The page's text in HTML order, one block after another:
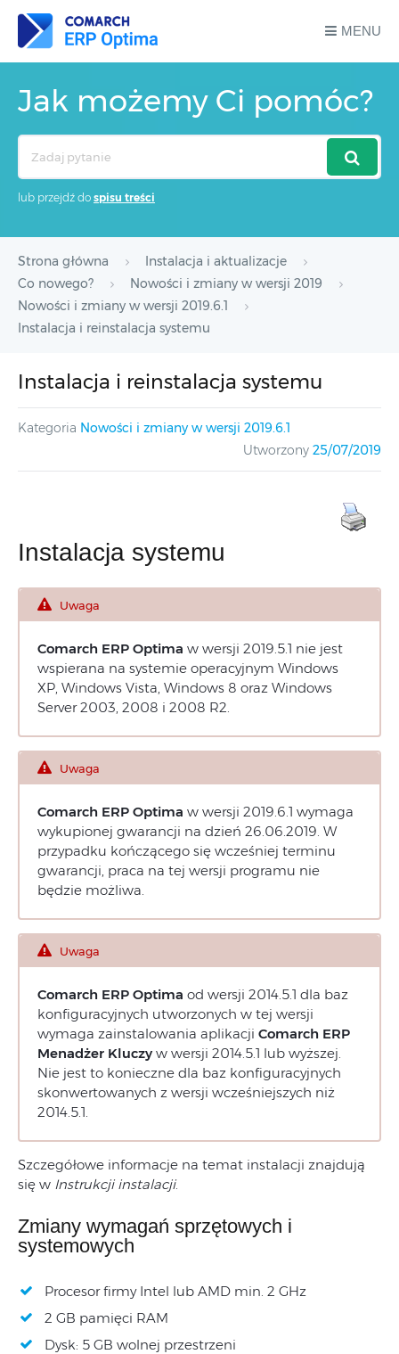
MENU
Jak możemy Ci pomóc?
lub przejdź do spisu treści
Strona główna
Instalacja i aktualizacje
Co nowego?
Nowości i zmiany w wersji 2019
Nowości i zmiany w wersji 2019.6.1
Instalacja i reinstalacja systemu
Instalacja i reinstalacja systemu
Kategoria Nowości i zmiany w wersji 2019.6.1
Utworzony 25/07/2019
Instalacja systemu
Uwaga
Comarch ERP Optima w wersji 2019.5.1 nie jest
wspierana na systemie operacyjnym Windows
XP, Windows Vista, Windows 8 oraz Windows
Server 2003, 2008 i 2008 R2.
Uwaga
Comarch ERP Optima w wersji 2019.6.1 wymaga
wykupionej gwarancji na dzień 26.06.2019. W
przypadku kończącego się wcześniej terminu
gwarancji, praca na tej wersji programu nie
będzie możliwa.
Uwaga
Comarch ERP Optima od wersji 2014.5.1 dla baz
konfiguracyjnych utworzonych w tej wersji
wymaga zainstalowania aplikacji Comarch ERP
Menadżer Kluczy w wersji 2014.5.1 lub wyższej.
Nie jest to konieczne dla baz konfiguracyjnych
skonwertowanych z wersji wcześniejszych niż
2014.5.1.
Szczegółowe informacje na temat instalacji znajdują
się w Instrukcji instalacji.
Zmiany wymagań sprzętowych i
systemowych
Procesor firmy Intel lub AMD min. 2 GHz
2 GB pamięci RAM
Dysk: 5 GB wolnej przestrzeni